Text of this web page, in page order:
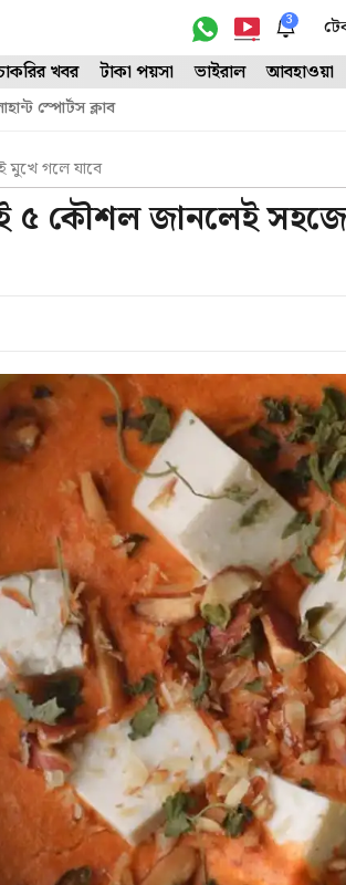
3
খবর টাকা পয়সা ভাইরাল আবহাওয়া
স্পোর্টস ক্লাব
মুখে গলে যাবে
৫ কৌশল জানলেই